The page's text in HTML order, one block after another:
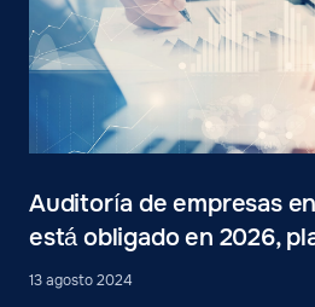
Auditoría de empresas
está obligado en 2026,
13 agosto 2024